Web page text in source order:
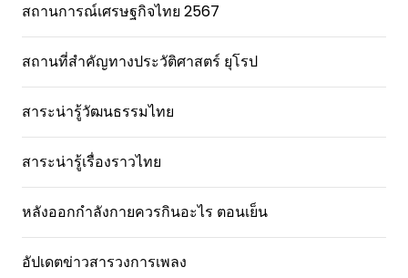
สถานการณ์เศรษฐกิจไทย 2567
สถานที่สําคัญทางประวัติศาสตร์ ยุโรป
สาระน่ารู้วัฒนธรรมไทย
สาระน่ารู้เรื่องราวไทย
หลังออกกําลังกายควรกินอะไร ตอนเย็น
อัปเดตข่าวสารวงการเพลง